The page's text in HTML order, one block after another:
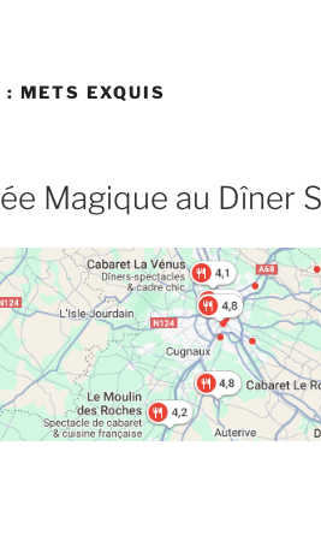
: METS EXQUIS
Magique au Dîner